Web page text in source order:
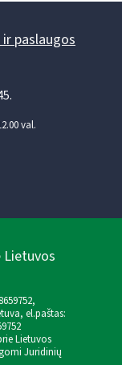
paslaugos
val.
Lietuvos
el.paštas:
Lietuvos
Juridinių